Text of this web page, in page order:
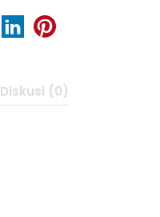
Diskusi (0)